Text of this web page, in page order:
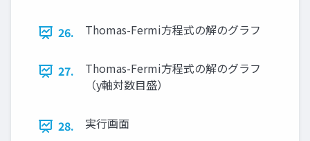
26. Thomas-Fermi方程式の解のグラフ
27.
Thomas-Fermi方程式の解のグラフ
（y軸対数目盛）
28. 実行画面